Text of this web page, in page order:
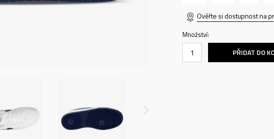
Ověřte si dostupnost na
Množství:
PŘIDAT DO